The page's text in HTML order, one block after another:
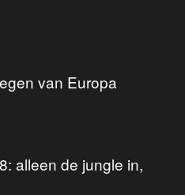
van Europa
alleen de jungle in,